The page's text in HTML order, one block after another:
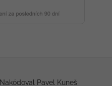
Nakódoval Pavel Kuneš